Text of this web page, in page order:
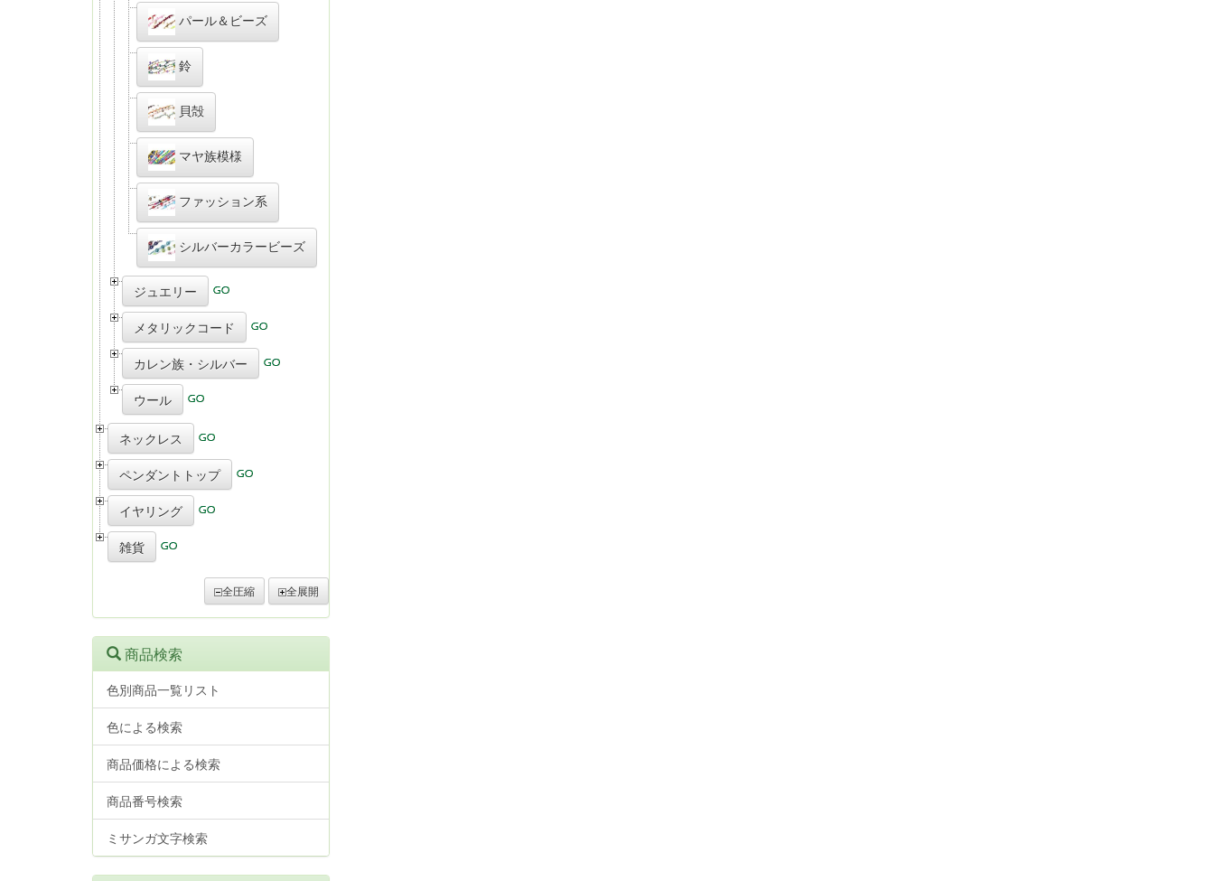
パール＆ビーズ
鈴
貝殻
マヤ族模様
ファッション系
シルバーカラービーズ
ジュエリー
メタリックコード
カレン族・シルバー
ウール
ネックレス
ペンダントトップ
イヤリング
雑貨
全圧縮 全展開
商品検索
色別商品一覧リスト
色による検索
商品価格による検索
商品番号検索
ミサンガ文字検索